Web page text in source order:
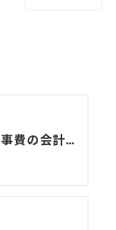
原状回復工事費の会計上の区分、教えます！